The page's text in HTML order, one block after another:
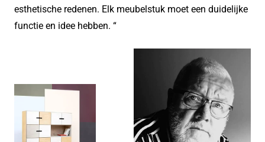
esthetische redenen. Elk meubelstuk moet een duidelijke
functie en idee hebben. “